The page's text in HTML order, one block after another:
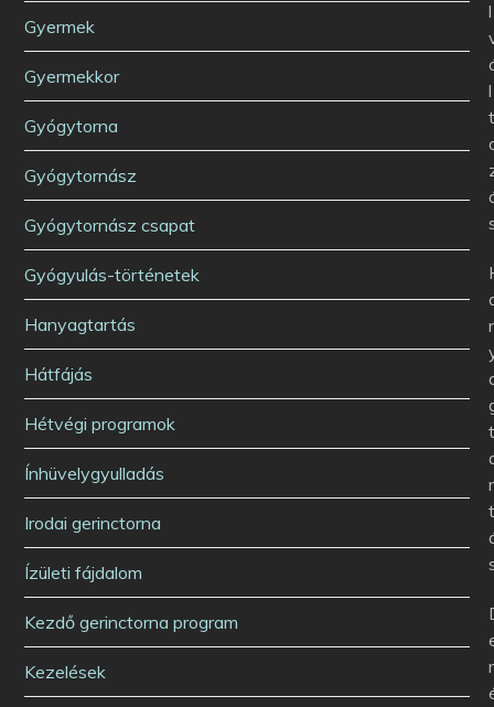
Gyermek
Gyermekkor
Gyógytorna
Gyógytornász
Gyógytornász csapat
Gyógyulás-történetek
Hanyagtartás
Hátfájás
Hétvégi programok
Ínhüvelygyulladás
Irodai gerinctorna
Ízületi fájdalom
Kezdő gerinctorna program
Kezelések
l
l
r
r